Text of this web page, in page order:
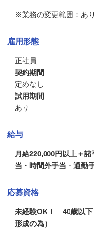
※業務の変更範囲：あり
雇用形態
正社員
契約期間
定めなし
試用期間
あり
給与
月給220,000円以上＋
当・時間外手当・通勤手
応募資格
未経験OK！ 40歳以下
形成の為）